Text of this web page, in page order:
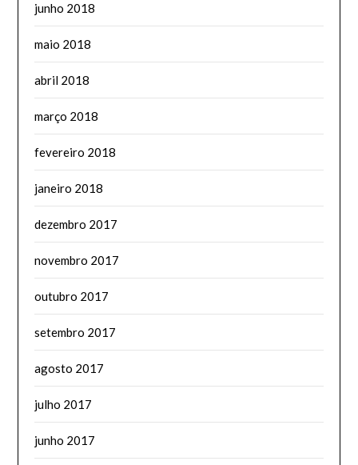
junho 2018
maio 2018
abril 2018
março 2018
fevereiro 2018
janeiro 2018
dezembro 2017
novembro 2017
outubro 2017
setembro 2017
agosto 2017
julho 2017
junho 2017